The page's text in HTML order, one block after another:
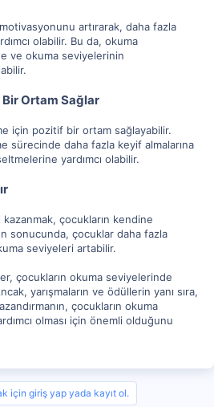
artırarak, daha fazla
olabilir. Bu da, okuma
ve okuma seviyelerinin
Ortam Sağlar
için pozitif bir ortam sağlayabilir.
sürecinde daha fazla keyif almalarına
yardımcı olabilir.
kazanmak, çocukların kendine
sonucunda, çocuklar daha fazla
seviyeleri artabilir.
çocukların okuma seviyelerinde
yarışmaların ve ödüllerin yanı sıra,
çocukların okuma
olması için önemli olduğunu
için giriş yap yada kayıt ol.